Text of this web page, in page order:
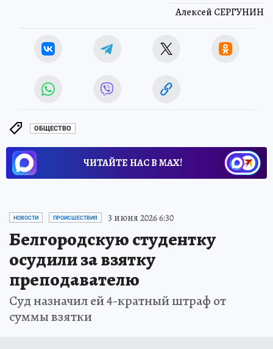
Алексей СЕРГУНИН
ОБЩЕСТВО
ЧИТАЙТЕ НАС В МАХ!
НОВОСТИ ПРОИСШЕСТВИЯ 3 июня 2026 6:30
Белгородскую студентку
осудили за взятку
преподавателю
Суд назначил ей 4-кратный штраф от
суммы взятки